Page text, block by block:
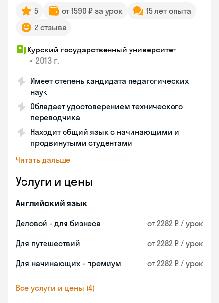
5 от 1590 ₽ за урок
15 лет опыта
2 отзыва
Курский государственный университет
• 2013 г.
Имеет степень кандидата педагогических
наук
Обладает удостоверением технического
переводчика
Находит общий язык с начинающими и
продвинутыми студентами
Читать дальше
Услуги и цены
Английский язык
Деловой - для бизнеса от 2282 ₽ / урок
Для путешествий от 2282 ₽ / урок
Для начинающих - премиум от 2282 ₽ / урок
Все услуги и цены (4)